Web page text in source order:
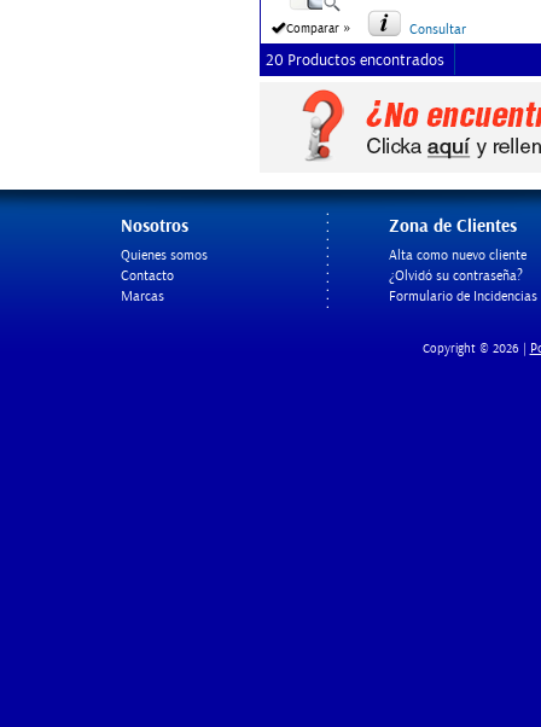
Comparar » Consultar
20 Productos encontrados
Nosotros
Quienes somos
Contacto
Marcas
Zona de Clientes
Alta como nuevo cliente
¿Olvidó su contraseña?
Formulario de Incidencias
Copyright © 2026 |